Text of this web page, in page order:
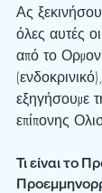
Ας
όλες αυτές
από το
εξηγήσουμε
επίπονης
Τι είναι το